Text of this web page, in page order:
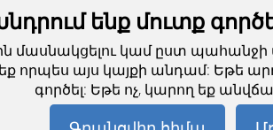
ենք մուտք
մասնակցելու կամ ըստ
որպես այս կայքի անդամ: Եթե
գործել: Եթե ոչ, կարող եք